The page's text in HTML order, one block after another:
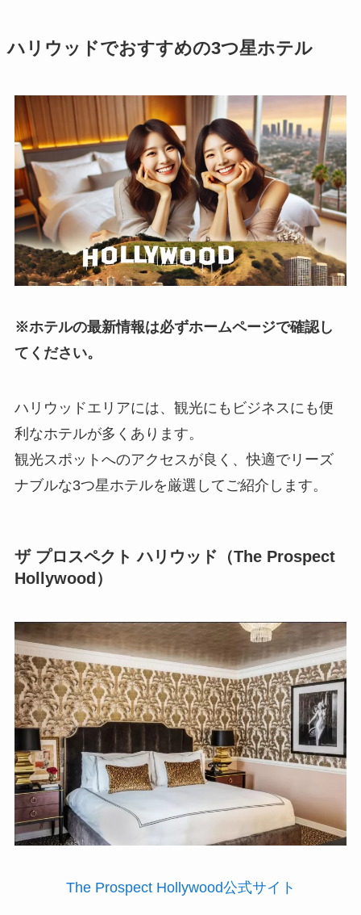
ハリウッドでおすすめの3つ星ホテル
※ホテルの最新情報は必ずホームページで確認し
てください。
ハリウッドエリアには、観光にもビジネスにも便
利なホテルが多くあります。
観光スポットへのアクセスが良く、快適でリーズ
ナブルな3つ星ホテルを厳選してご紹介します。
ザ プロスペクト ハリウッド（The Prospect
Hollywood）
The Prospect Hollywood公式サイト